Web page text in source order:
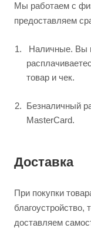
Мы работаем с
предоставляем
Наличные. Вы
товар и чек.
Безналичный
MasterCard.
Доставка
При покупки
благоустройство,
доставляем